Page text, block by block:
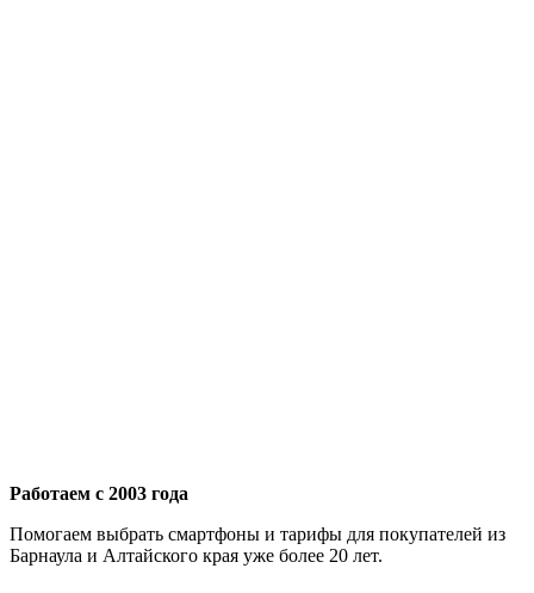
Работаем с 2003 года
Помогаем выбрать смартфоны и тарифы для покупателей из
Барнаула и Алтайского края уже более 20 лет.